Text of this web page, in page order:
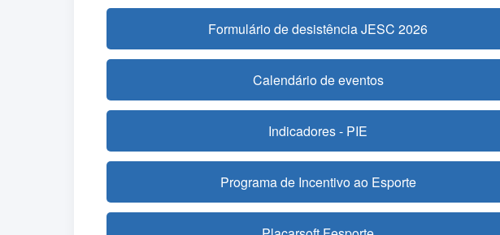
Formulário de desistência JESC 2026
Calendário de eventos
Indicadores - PIE
Programa de Incentivo ao Esporte